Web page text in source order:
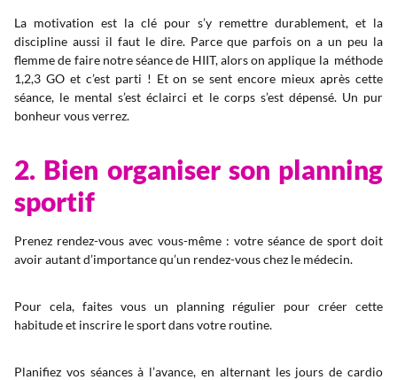
La motivation est la clé pour s’y remettre durablement, et la
discipline aussi il faut le dire. Parce que parfois on a un peu la
flemme de faire notre séance de HIIT, alors on applique la méthode
1,2,3 GO et c’est parti ! Et on se sent encore mieux après cette
séance, le mental s’est éclairci et le corps s’est dépensé. Un pur
bonheur vous verrez.
2. Bien organiser son planning
sportif
Prenez rendez-vous avec vous-même : votre séance de sport doit
avoir autant d’importance qu’un rendez-vous chez le médecin.
Pour cela, faites vous un planning régulier pour créer cette
habitude et inscrire le sport dans votre routine.
Planifiez vos séances à l’avance, en alternant les jours de cardio